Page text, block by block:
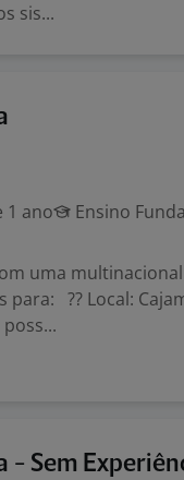
sis...
1 ano
Ensino
uma
para: ?? Local:
- Sem